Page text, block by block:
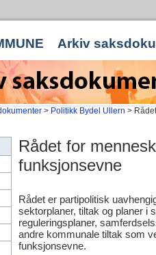
Arkiv
> Politikk Bydel Ullern >
Rådet for
funksjonsevne
Rådet er partipolitisk
sektorplaner, tiltak og planer i
reguleringsplaner,
andre kommunale tiltak som
funksjonsevne.